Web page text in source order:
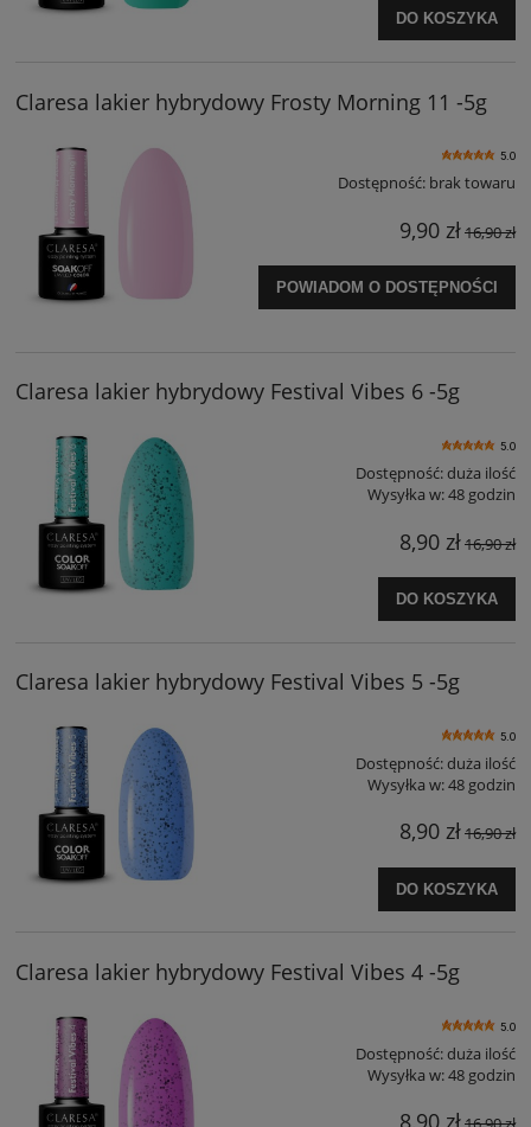
DO KOSZYKA
Claresa lakier hybrydowy Frosty Morning 11 -5g
5.0
Dostępność: brak towaru
9,90 zł16,90 zł
POWIADOM O DOSTĘPNOŚCI
Claresa lakier hybrydowy Festival Vibes 6 -5g
5.0
Dostępność:duża ilość
Wysyłka w:48 godzin
8,90 zł16,90 zł
DO KOSZYKA
Claresa lakier hybrydowy Festival Vibes 5 -5g
5.0
Dostępność:duża ilość
Wysyłka w:48 godzin
8,90 zł16,90 zł
DO KOSZYKA
Claresa lakier hybrydowy Festival Vibes 4 -5g
5.0
Dostępność:duża ilość
Wysyłka w:48 godzin